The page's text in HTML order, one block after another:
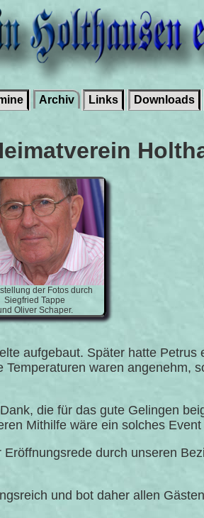
Archiv Links Downloads
der Fotos durch
Siegfried Tappe
Oliver Schaper.
aufgebaut. Später hatte Petrus
waren angenehm,
die für das gute Gelingen
Mithilfe wäre ein solches
durch unseren
und bot daher allen